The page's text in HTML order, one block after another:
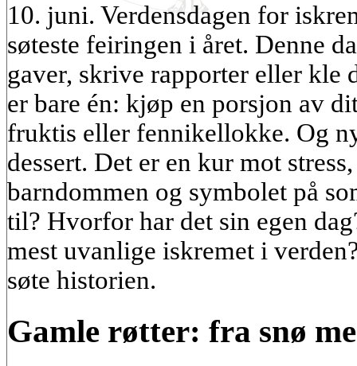
10. juni. Verdensdagen for
søteste feiringen i året. Denne
gaver, skrive rapporter eller kle
er bare én: kjøp en porsjon av
fruktis eller fennikellokke. Og
dessert. Det er en kur mot
barndommen og symbolet på
til? Hvorfor har det sin egen
mest uvanlige iskremet i
søte historien.
Gamle røtter: fra snø